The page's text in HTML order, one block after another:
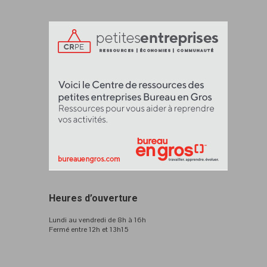
Heures d’ouverture
Lundi au vendredi de 8h à 16h
Fermé entre 12h et 13h15